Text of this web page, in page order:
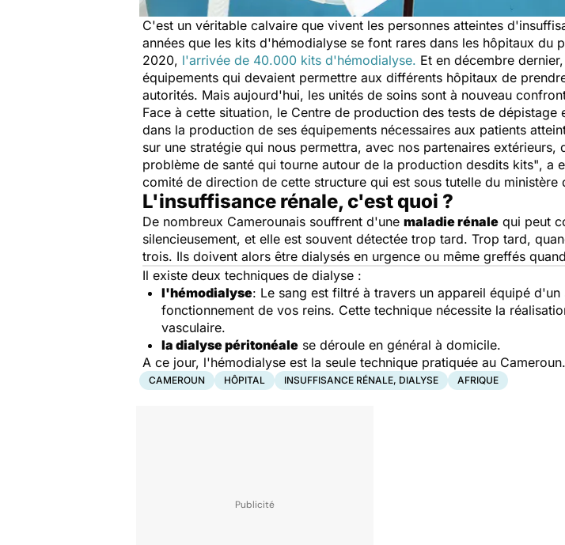
C'est un véritable calvaire que vivent les personnes atteintes
années que les kits d'hémodialyse se font rares dans les hôpitaux du
2020, l'arrivée de 40.000 kits d'hémodialyse. Et en décembre
équipements qui devaient permettre aux différents hôpitaux de
autorités. Mais aujourd'hui, les unités de soins sont à nouveau
Face à cette situation, le Centre de production des tests de
dans la production de ses équipements nécessaires aux patients
sur une stratégie qui nous permettra, avec nos partenaires
problème de santé qui tourne autour de la production desdits kits", a
comité de direction de cette structure qui est sous tutelle du ministère
L'insuffisance rénale, c'est quoi ?
De nombreux Camerounais souffrent d'une maladie rénale qui peut
silencieusement, et elle est souvent détectée trop tard. Trop tard,
trois. Ils doivent alors être dialysés en urgence ou même greffés
Il existe deux techniques de dialyse :
l'hémodialyse: Le sang est filtré à travers un appareil équipé
fonctionnement de vos reins. Cette technique nécessite la
vasculaire.
la dialyse péritonéale se déroule en général à domicile.
A ce jour, l'hémodialyse est la seule technique pratiquée au Cameroun.
CAMEROUN HÔPITAL INSUFFISANCE RÉNALE, DIALYSE AFRIQUE